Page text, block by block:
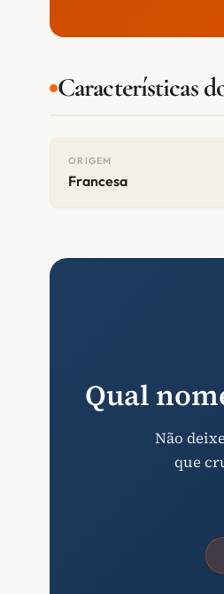
Características
ORIGEM
Francesa
Qual
Não
que